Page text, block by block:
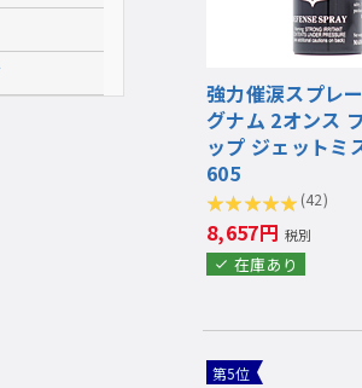
強力催涙スプレ
グナム 2オンス
ップ ジェットミ
605
(42)
8,657円 税別
在庫あり
第5位